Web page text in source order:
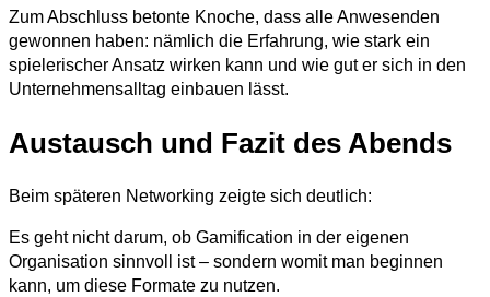
Zum Abschluss betonte Knoche, dass alle Anwesenden
gewonnen haben: nämlich die Erfahrung, wie stark ein
spielerischer Ansatz wirken kann und wie gut er sich in den
Unternehmensalltag einbauen lässt.
Austausch und Fazit des Abends
Beim späteren Networking zeigte sich deutlich:
Es geht nicht darum, ob Gamification in der eigenen
Organisation sinnvoll ist – sondern womit man beginnen
kann, um diese Formate zu nutzen.